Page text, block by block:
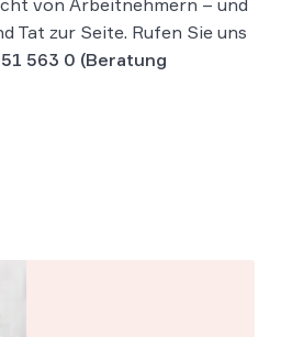
von Arbeitnehmern – und
Tat zur Seite. Rufen Sie uns
563 0 (Beratung